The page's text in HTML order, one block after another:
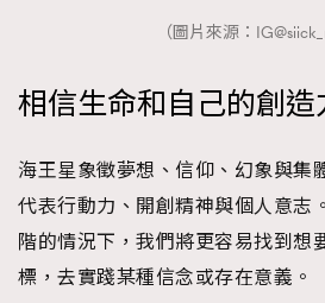
（圖片來源：
相信生命和自己的創造
海王星象徵夢想、信仰、幻象與集
代表行動力、開創精神與個人意志
階的情況下，我們將更容易找到想
標，去實踐某種信念或存在意義。